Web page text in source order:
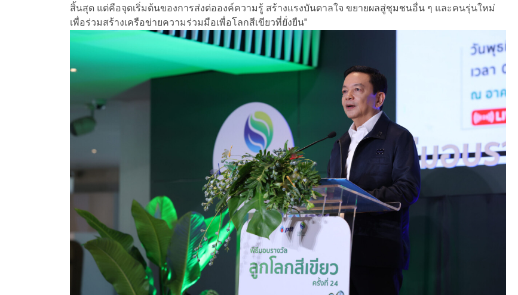
สิ้นสุด แต่คือจุดเริ่มต้นของการส่งต่อองค์ความรู้ สร้างแรงบันดาลใจ ขยายผลสู่ชุมชนอื่น ๆ และคนรุ่นใหม่
เพื่อร่วมสร้างเครือข่ายความร่วมมือเพื่อโลกสีเขียวที่ยั่งยืน"